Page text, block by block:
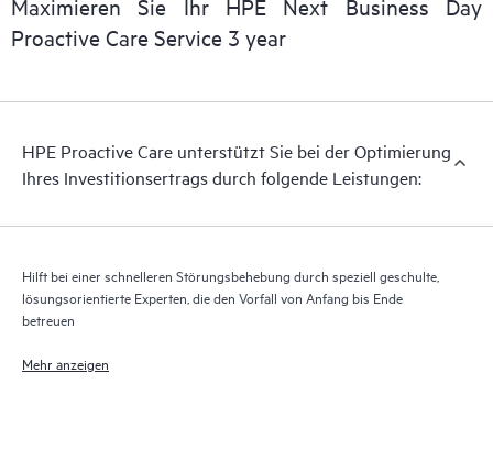
Maximieren Sie Ihr HPE Next Business Day
Proactive Care Service 3 year
HPE Proactive Care unterstützt Sie bei der Optimierung
Ihres Investitionsertrags durch folgende Leistungen:
Hilft bei einer schnelleren Störungsbehebung durch speziell geschulte,
lösungsorientierte Experten, die den Vorfall von Anfang bis Ende
betreuen
Mehr anzeigen